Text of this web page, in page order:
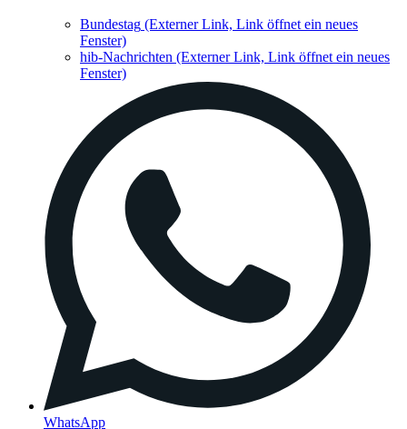
Bundestag (Externer Link, Link öffnet ein neues
Fenster)
hib-Nachrichten (Externer Link, Link öffnet ein neues
Fenster)
WhatsApp